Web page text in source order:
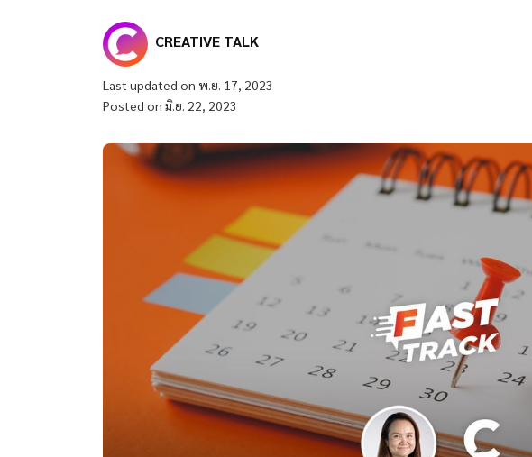
CREATIVE TALK
Last updated on พ.ย. 17, 2023
Posted on มิ.ย. 22, 2023